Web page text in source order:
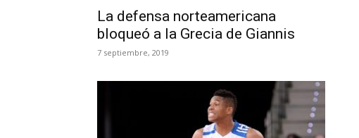
La defensa norteamericana
bloqueó a la Grecia de Giannis
7 septiembre, 2019